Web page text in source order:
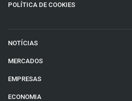
POLÍTICA DE COOKIES
NOTÍCIAS
MERCADOS
EMPRESAS
ECONOMIA